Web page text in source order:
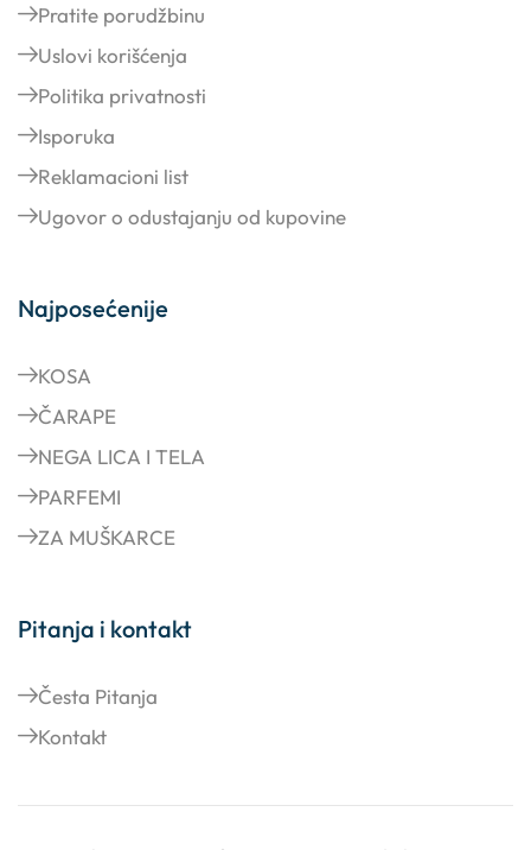
Pratite porudžbinu
Uslovi korišćenja
Politika privatnosti
Isporuka
Reklamacioni list
Ugovor o odustajanju od kupovine
Najposećenije
KOSA
ČARAPE
NEGA LICA I TELA
PARFEMI
ZA MUŠKARCE
Pitanja i kontakt
Česta Pitanja
Kontakt